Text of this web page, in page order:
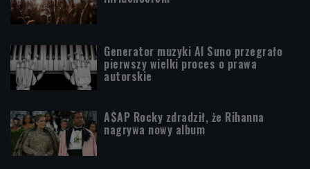
Generator muzyki AI Suno przegrało
pierwszy wielki proces o prawa
autorskie
A$AP Rocky zdradził, że Rihanna
nagrywa nowy album